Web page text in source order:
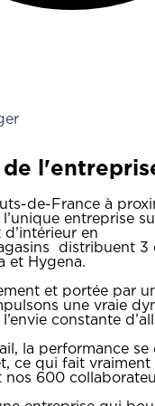
de
de-France à
entreprise
d’intérieur en
distribuent 3
et Hygena.
et portée par
une vraie
constante
la performance se
ce qui fait
nos 600